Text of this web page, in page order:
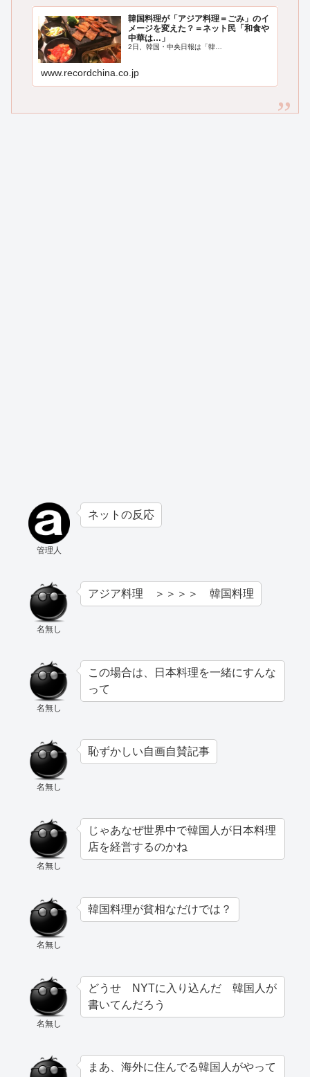
韓国料理が「アジア料理＝ごみ」のイ
メージを変えた？＝ネット民「和食や
中華は…」
2日、韓国・中央日報は「韓…
www.recordchina.co.jp
管理人
ネットの反応
名無し
アジア料理 ＞＞＞＞ 韓国料理
名無し
この場合は、日本料理を一緒にすんな
って
名無し
恥ずかしい自画自賛記事
名無し
じゃあなぜ世界中で韓国人が日本料理
店を経営するのかね
名無し
韓国料理が貧相なだけでは？
名無し
どうせ NYTに入り込んだ 韓国人が
書いてんだろう
まあ、海外に住んでる韓国人がやって